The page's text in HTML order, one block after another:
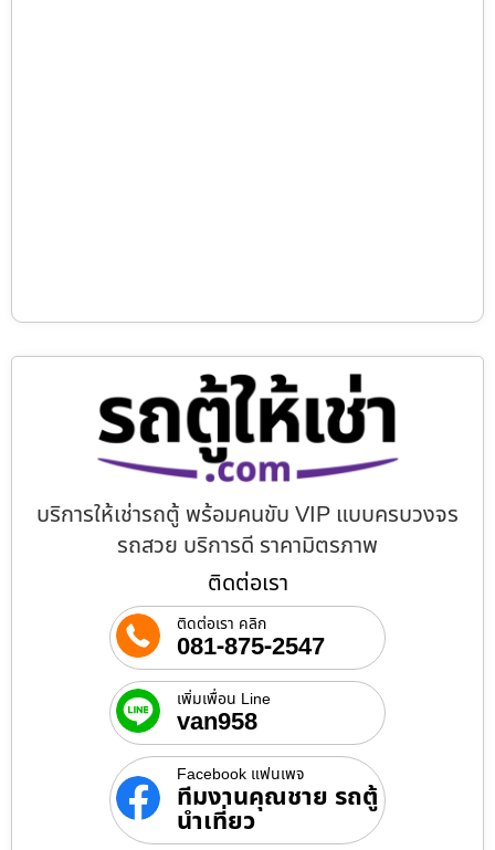
บริการให้เช่ารถตู้ พร้อมคนขับ VIP แบบครบวงจร
รถสวย บริการดี ราคามิตรภาพ
ติดต่อเรา
ติดต่อเรา คลิก
081-875-2547
เพิ่มเพื่อน Line
van958
Facebook แฟนเพจ
ทีมงานคุณชาย รถตู้
นำเที่ยว